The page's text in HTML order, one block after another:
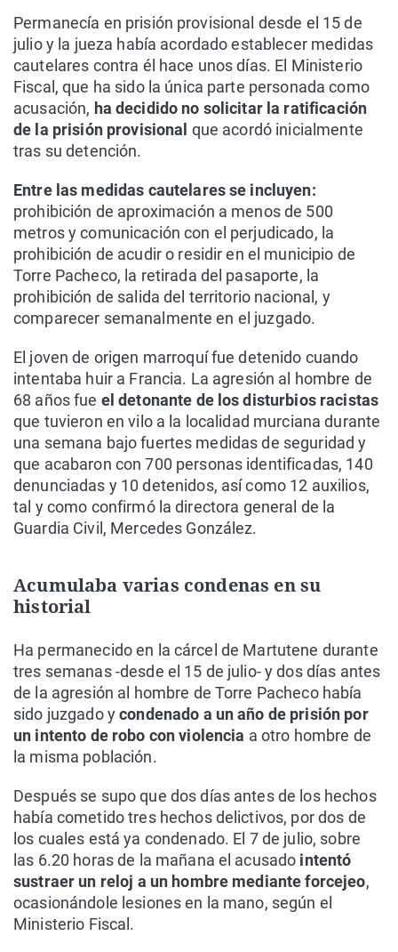
Permanecía en prisión provisional desde el 15 de
julio y la jueza había acordado establecer medidas
cautelares contra él hace unos días. El Ministerio
Fiscal, que ha sido la única parte personada como
acusación, ha decidido no solicitar la ratificación
de la prisión provisional que acordó inicialmente
tras su detención.
Entre las medidas cautelares se incluyen:
prohibición de aproximación a menos de 500
metros y comunicación con el perjudicado, la
prohibición de acudir o residir en el municipio de
Torre Pacheco, la retirada del pasaporte, la
prohibición de salida del territorio nacional, y
comparecer semanalmente en el juzgado.
El joven de origen marroquí fue detenido cuando
intentaba huir a Francia. La agresión al hombre de
68 años fue el detonante de los disturbios racistas
que tuvieron en vilo a la localidad murciana durante
una semana bajo fuertes medidas de seguridad y
que acabaron con 700 personas identificadas, 140
denunciadas y 10 detenidos, así como 12 auxilios,
tal y como confirmó la directora general de la
Guardia Civil, Mercedes González.
Acumulaba varias condenas en su
historial
Ha permanecido en la cárcel de Martutene durante
tres semanas -desde el 15 de julio- y dos días antes
de la agresión al hombre de Torre Pacheco había
sido juzgado ycondenado a un año de prisión por
un intento de robo con violencia a otro hombre de
la misma población.
Después se supo que dos días antes de los hechos
había cometido tres hechos delictivos, por dos de
los cuales está ya condenado. El 7 de julio, sobre
las 6.20 horas de la mañana el acusado intentó
sustraer un reloj a un hombre mediante forcejeo,
ocasionándole lesiones en la mano, según el
Ministerio Fiscal.